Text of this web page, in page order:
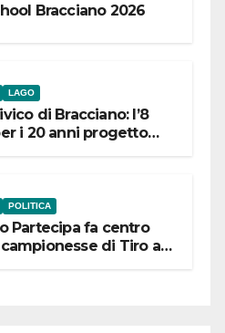
Bracciano 2026
LAGO
di Bracciano: l’8
i 20 anni progetto
POLITICA
Partecipa fa centro
di Tiro a